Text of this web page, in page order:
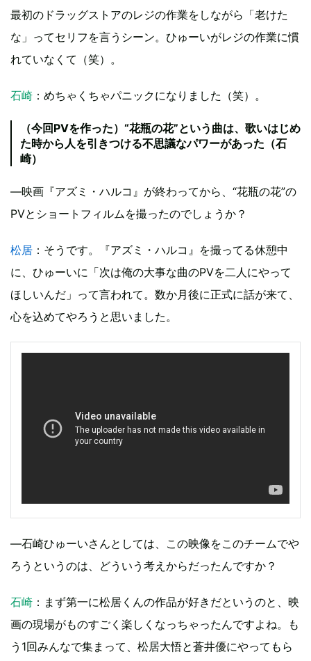
最初のドラッグストアのレジの作業をしながら「老けた
な」ってセリフを言うシーン。ひゅーいがレジの作業に慣
れていなくて（笑）。
石崎 ：めちゃくちゃパニックになりました（笑）。
（今回PVを作った）“花瓶の花”という曲は、歌いはじめ
た時から人を引きつける不思議なパワーがあった（石
崎）
―映画『アズミ・ハルコ』が終わってから、“花瓶の花”の
PVとショートフィルムを撮ったのでしょうか？
松居 ：そうです。『アズミ・ハルコ』を撮ってる休憩中
に、ひゅーいに「次は俺の大事な曲のPVを二人にやって
ほしいんだ」って言われて。数か月後に正式に話が来て、
心を込めてやろうと思いました。
―石崎ひゅーいさんとしては、この映像をこのチームでや
ろうというのは、どういう考えからだったんですか？
石崎 ：まず第一に松居くんの作品が好きだというのと、映
画の現場がものすごく楽しくなっちゃったんですよね。も
う1回みんなで集まって、松居大悟と蒼井優にやってもら